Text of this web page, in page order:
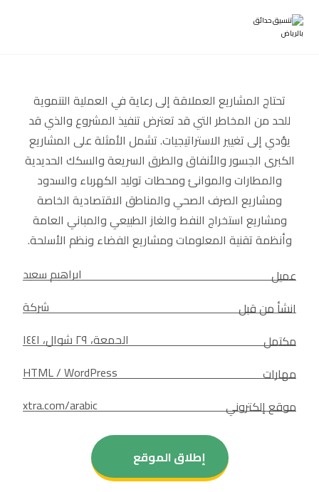
تحتاج المشاريع العملاقة إلى رعاية في العملية التنموية
للحد من المخاطر التي قد تعترض تنفيذ المشروع والذي قد
يؤدي إلى تغيير الاستراتيجيات. تشمل الأمثلة على المشاريع
الكبرى الجسور والأنفاق والطرق السريعة والسكك الحديدية
والمطارات والموانئ ومحطات توليد الكهرباء والسدود
ومشاريع الصرف الصحي والمناطق الاقتصادية الخاصة
ومشاريع استخراج النفط والغاز الطبيعي والمباني العامة
وأنظمة تقنية المعلومات ومشاريع الفضاء ونظم الأسلحة.
عميل
ابراهيم سعيد
انشأ من قبل
شركة
مكتمل
الجمعة، ٢٩ شوال، ١٤٤١
مهارات
HTML / WordPress
موقع إلكتروني
xtra.com/arabic
إطلاق الموقع